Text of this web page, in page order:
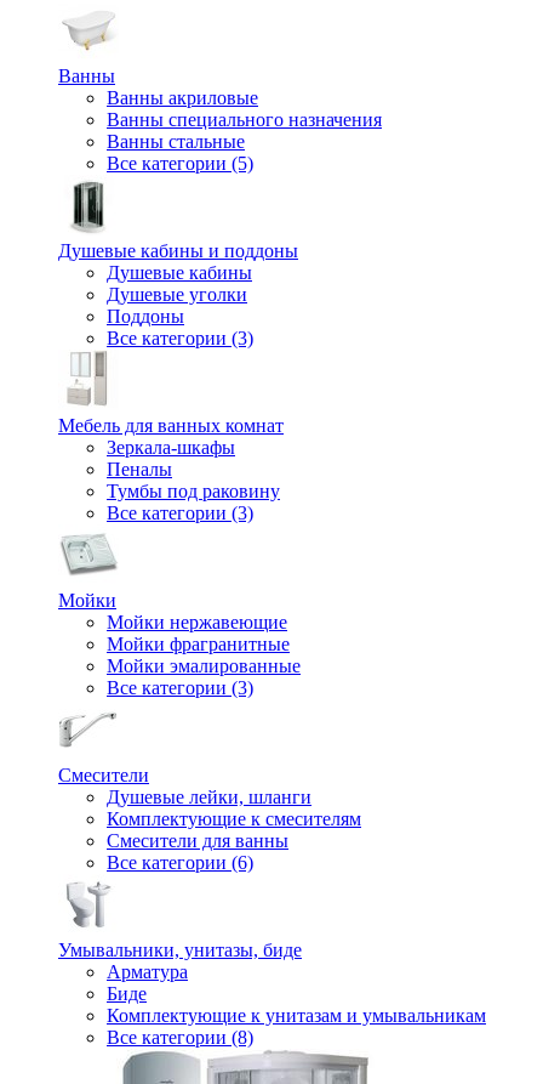
Ванны
Ванны акриловые
Ванны специального назначения
Ванны стальные
Все категории (5)
Душевые кабины и поддоны
Душевые кабины
Душевые уголки
Поддоны
Все категории (3)
Мебель для ванных комнат
Зеркала-шкафы
Пеналы
Тумбы под раковину
Все категории (3)
Мойки
Мойки нержавеющие
Мойки фрагранитные
Мойки эмалированные
Все категории (3)
Смесители
Душевые лейки, шланги
Комплектующие к смесителям
Смесители для ванны
Все категории (6)
Умывальники, унитазы, биде
Арматура
Биде
Комплектующие к унитазам и умывальникам
Все категории (8)